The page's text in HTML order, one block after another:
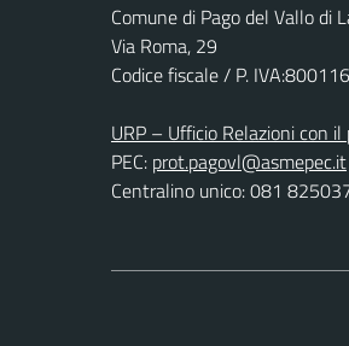
Comune di Pago del Vallo di
Via Roma, 29
Codice fiscale / P.
URP – Ufficio Relazioni con il
PEC: prot.pagovl@asmepec.it
Centralino unico: 081